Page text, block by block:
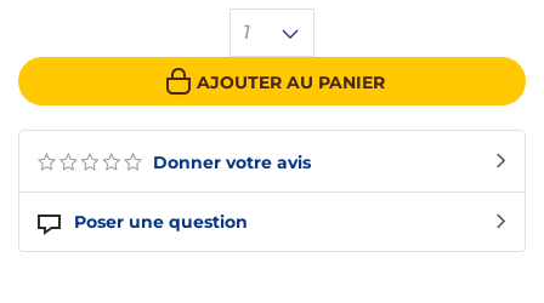
Donner votre avis
Poser une question
1
AJOUTER AU PANIER